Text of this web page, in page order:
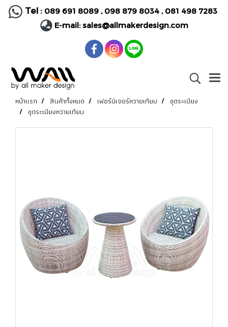
Tel : 089 691 8089, 098 879 8034 , 081 498 7283
E-mail:sales@allmakerdesign.com
หน้าแรก สินค้าทั้งหมด เฟอร์นิเจอร์หวายเทียม
ชุดระเบียง
ชุดระเบียงหวายเทียม